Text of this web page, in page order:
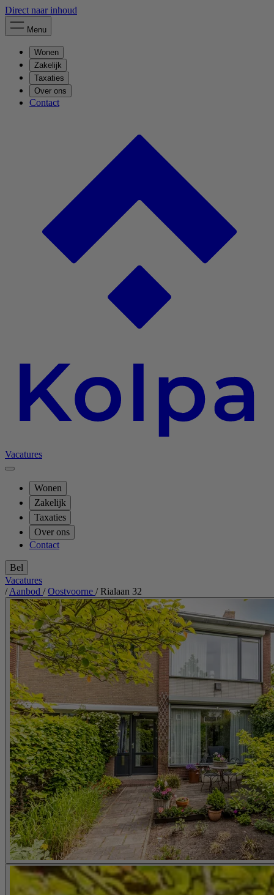
Direct naar inhoud
Menu
Wonen
Zakelijk
Taxaties
Over ons
Contact
Vacatures
Wonen
Zakelijk
Taxaties
Over ons
Contact
Bel
Vacatures
/ Aanbod / Oostvoorne / Rialaan 32